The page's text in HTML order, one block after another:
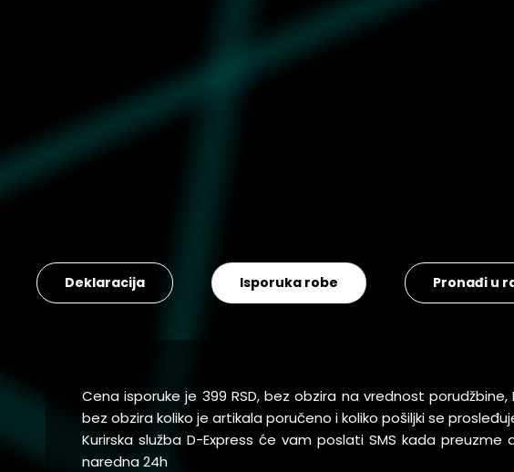
Deklaracija Isporuka robe Pronađi u
Cena isporuke je 399 RSD, bez obzira na vrednost
bez obzira koliko je artikala poručeno i koliko pošiljki se
Kurirska služba D-Express će vam poslati SMS kada
naredna 24h